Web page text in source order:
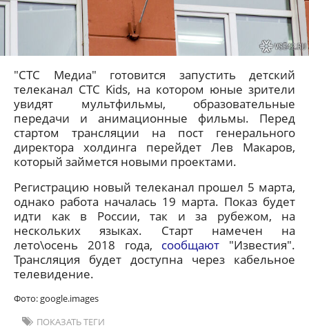
"СТС Медиа" готовится запустить детский
телеканал СТС Kids, на котором юные зрители
увидят мультфильмы, образовательные
передачи и анимационные фильмы. Перед
стартом трансляции на пост генерального
директора холдинга перейдет Лев Макаров,
который займется новыми проектами.
Регистрацию новый телеканал прошел 5 марта,
однако работа началась 19 марта. Показ будет
идти как в России, так и за рубежом, на
нескольких языках. Старт намечен на
лето\осень 2018 года, сообщают "Известия".
Трансляция будет доступна через кабельное
телевидение.
Фото: google.images
ПОКАЗАТЬ ТЕГИ